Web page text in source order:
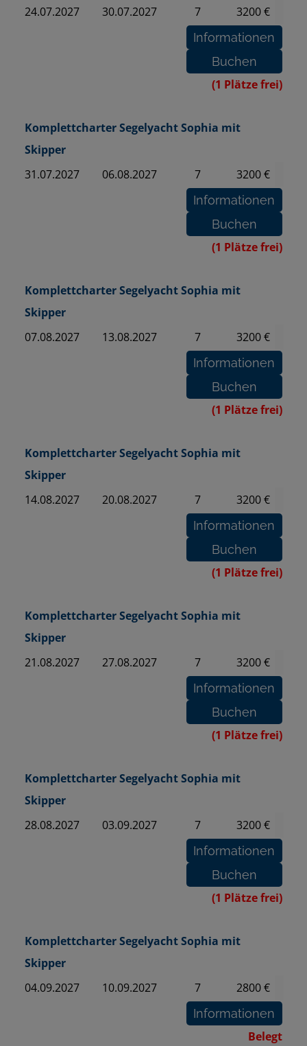
24.07.2027
30.07.2027 7 3200 €
(1 Plätze frei)
Komplettcharter Segelyacht Sophia mit
Skipper
31.07.2027
06.08.2027 7 3200 €
(1 Plätze frei)
Komplettcharter Segelyacht Sophia mit
Skipper
07.08.2027
13.08.2027 7 3200 €
(1 Plätze frei)
Komplettcharter Segelyacht Sophia mit
Skipper
14.08.2027
20.08.2027 7 3200 €
(1 Plätze frei)
Komplettcharter Segelyacht Sophia mit
Skipper
21.08.2027
27.08.2027 7 3200 €
(1 Plätze frei)
Komplettcharter Segelyacht Sophia mit
Skipper
28.08.2027
03.09.2027 7 3200 €
(1 Plätze frei)
Komplettcharter Segelyacht Sophia mit
Skipper
04.09.2027
10.09.2027 7 2800 €
Belegt